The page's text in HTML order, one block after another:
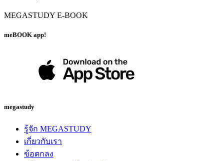
MEGASTUDY E-BOOK
meBOOK app!
megastudy
รู้จัก MEGASTUDY
เกี่ยวกับเรา
ข้อตกลง